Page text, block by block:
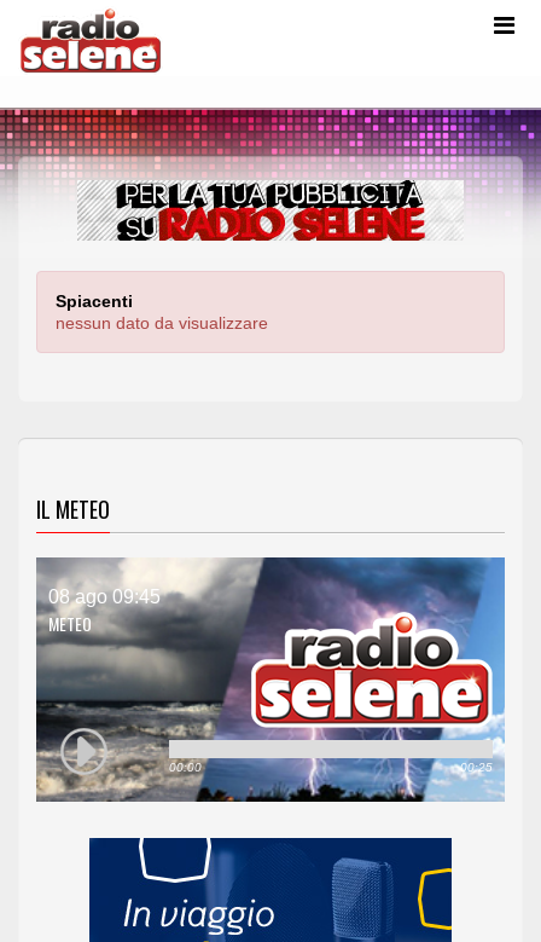
Spiacenti
nessun dato da visualizzare
IL METEO
08 ago 09:45
METEO
00:00 00:25